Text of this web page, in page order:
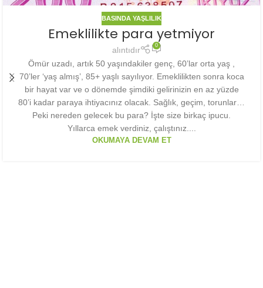
BASINDA YAŞLILIK
Emeklilikte para yetmiyor
alıntıdır 0
Ömür uzadı, artık 50 yaşındakiler genç, 60’lar orta yaş ,
70’ler ‘yaş almış’, 85+ yaşlı sayılıyor. Emeklilikten sonra koca
bir hayat var ve o dönemde şimdiki gelirinizin en az yüzde
80’i kadar paraya ihtiyacınız olacak. Sağlık, geçim, torunlar…
Peki nereden gelecek bu para? İşte size birkaç ipucu.
Yıllarca emek verdiniz, çalıştınız....
OKUMAYA DEVAM ET